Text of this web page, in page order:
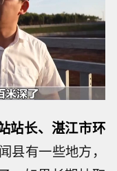
站长、湛江市环
县有一些地方，